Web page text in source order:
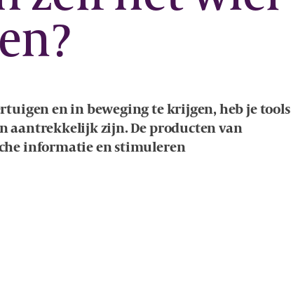
en in beweging te krijgen, heb je tools
aantrekkelijk zijn. De producten van
informatie en stimuleren